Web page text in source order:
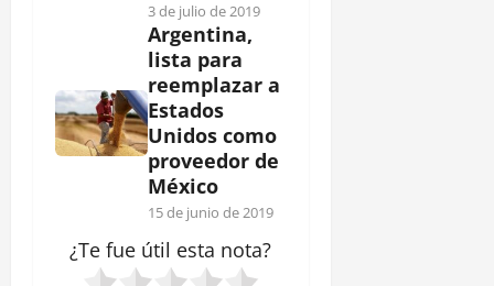
3 de julio de 2019
Argentina,
lista para
reemplazar a
Estados
Unidos como
proveedor de
México
15 de junio de 2019
¿Te fue útil esta nota?